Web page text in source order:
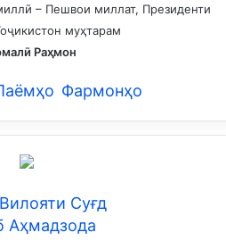
– Пешвои миллат, Президенти
муҳтарам
Раҳмон
Фармонҳо
Суғд
Аҳмадзода